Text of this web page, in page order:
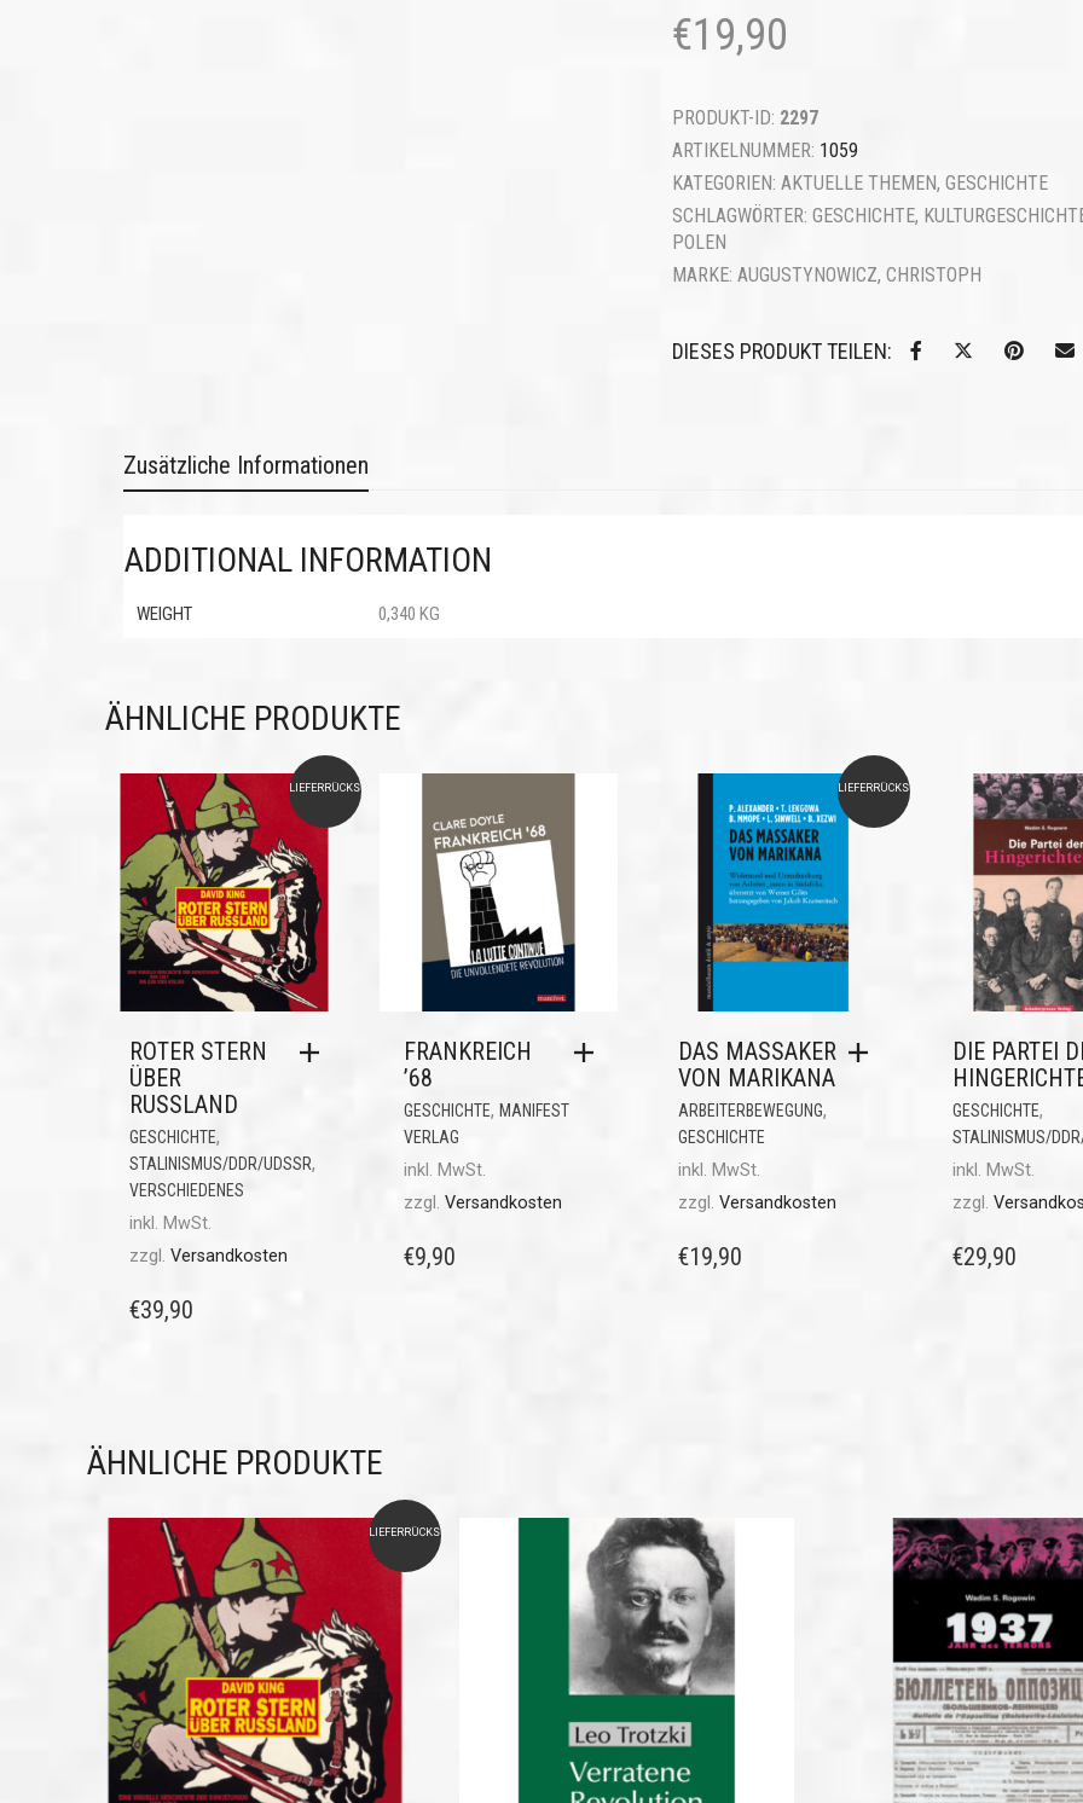
€19,90
PRODUKT-ID: 2297
ARTIKELNUMMER: 1059
KATEGORIEN: AKTUELLE THEMEN, GESCHICHTE
SCHLAGWÖRTER: GESCHICHTE,
POLEN
MARKE: AUGUSTYNOWICZ, CHRISTOPH
DIESES PRODUKT TEILEN:
Zusätzliche Informationen
ADDITIONAL INFORMATION
WEIGHT 0,340 KG
ÄHNLICHE PRODUKTE
LIEFERRÜCKSTAND
ROTER STERN
ÜBER
RUSSLAND
GESCHICHTE,
STALINISMUS/DDR/UDSSR,
VERSCHIEDENES
inkl. MwSt.
zzgl. Versandkosten
€39,90
FRANKREICH
’68
GESCHICHTE, MANIFEST
VERLAG
inkl. MwSt.
zzgl. Versandkosten
€9,90
LIEFERRÜCKSTAND
DAS MASSAKER
VON MARIKANA
ARBEITERBEWEGUNG,
GESCHICHTE
inkl. MwSt.
zzgl. Versandkosten
€19,90
DIE PARTEI
GESCHICHTE,
STALINISMUS/
inkl. MwSt.
zzgl.
€29,90
ÄHNLICHE PRODUKTE
LIEFERRÜCKSTAND